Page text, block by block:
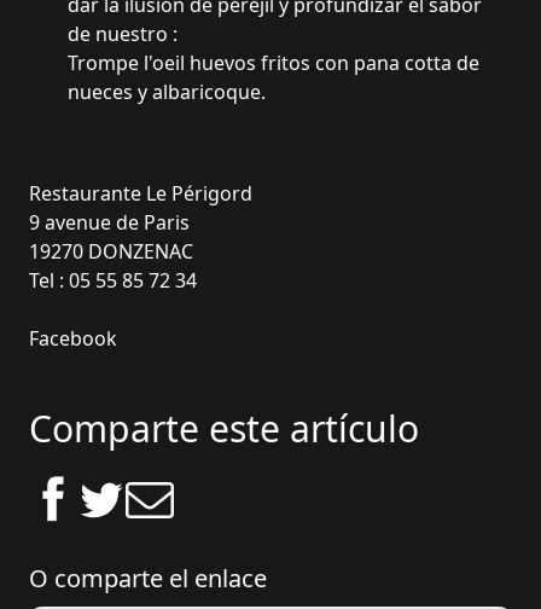
de nuestro :
Trompe l'oeil huevos fritos con pana cotta de
nueces y albaricoque.
Restaurante Le Périgord
9 avenue de Paris
19270 DONZENAC
Tel : 05 55 85 72 34
Facebook
Comparte este artículo
O comparte el enlace